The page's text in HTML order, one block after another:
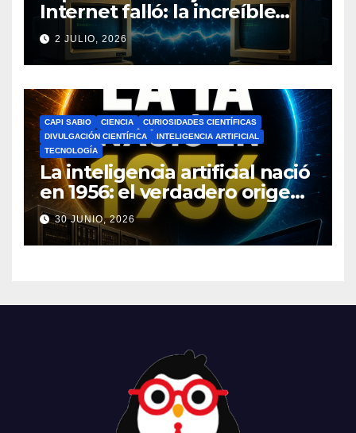
Internet falló: la increíble
historia de ARPANET que
cambió el mundo
2 JULIO, 2026
CAPI SABIO CIENCIA
CURIOSIDADES CIENTÍFICAS
DIVULGACIÓN CIENTÍFICA
INTELIGENCIA ARTIFICIAL
TECNOLOGÍA
La inteligencia artificial nació
en 1956: el verdadero origen
de la IA que cambió el
mundo
30 JUNIO, 2026